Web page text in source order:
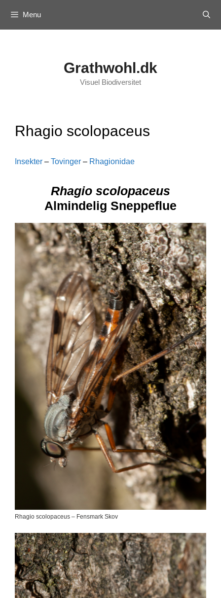
content
Menu
Grathwohl.dk
Visuel Biodiversitet
Rhagio scolopaceus
Insekter – Tovinger – Rhagionidae
Rhagio scolopaceus
Almindelig Sneppeflue
Rhagio scolopaceus – Fensmark Skov